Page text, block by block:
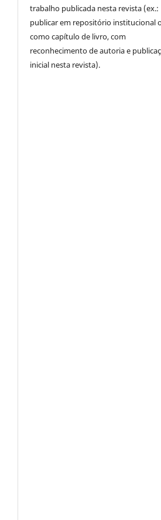
trabalho publicada nesta revista (ex.:
publicar em repositório institucional
como capítulo de livro, com
reconhecimento de autoria e
inicial nesta revista).